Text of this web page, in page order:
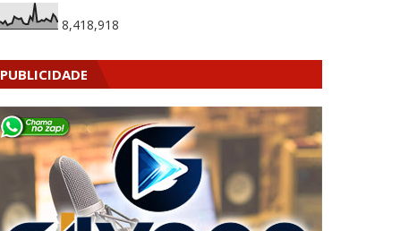
8,418,918
PUBLICIDADE